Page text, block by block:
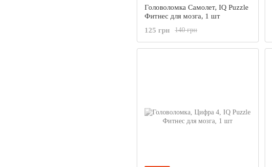
Головоломка Самолет, IQ Puzzle
Фитнес для мозга, 1 шт
140 грн
125 грн